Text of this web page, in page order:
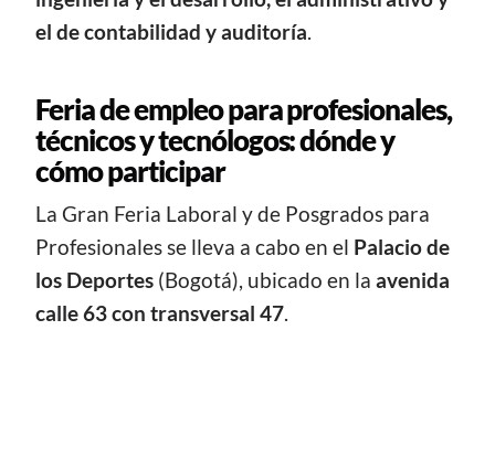
el de contabilidad y auditoría.
Feria de empleo para profesionales,
técnicos y tecnólogos: dónde y
cómo participar
La Gran Feria Laboral y de Posgrados para
Profesionales se lleva a cabo en el Palacio de
los Deportes (Bogotá), ubicado en la avenida
calle 63 con transversal 47.